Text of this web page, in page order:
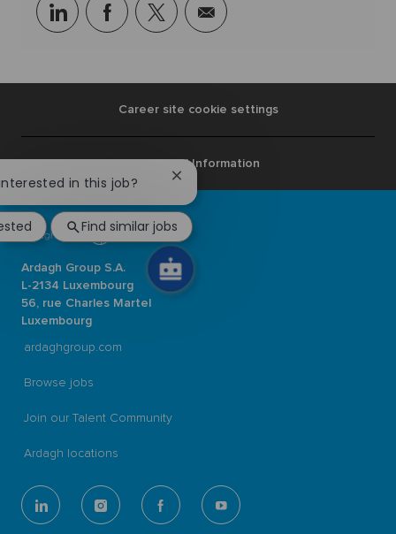
linkedin facebooktwittershare
via
Career site cookie settings
Personal Information
Ardagh Group S.A.
L-2134 Luxembourg
56, rue Charles Martel
Luxembourg
ardaghgroup.com
Browse jobs
Join our Talent Community
Ardagh locations
follow
in this job?
Close
chatbot
notification
Find similar jobs